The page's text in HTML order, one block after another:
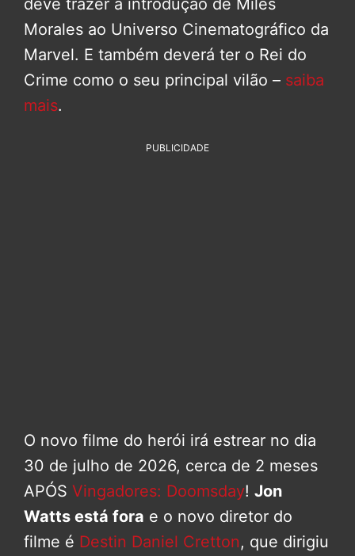
Morales ao Universo Cinematográfico da
Marvel. E também deverá ter o Rei do
Crime como o seu principal vilão – saiba
mais.
PUBLICIDADE
O novo filme do herói irá estrear no dia
30 de julho de 2026, cerca de 2 meses
APÓS Vingadores: Doomsday! Jon
Watts está fora e o novo diretor do
filme é Destin Daniel Cretton, que dirigiu